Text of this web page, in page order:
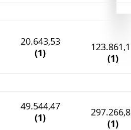
20.643,53
(1)
(1)
49.544,47
(1)
(1)